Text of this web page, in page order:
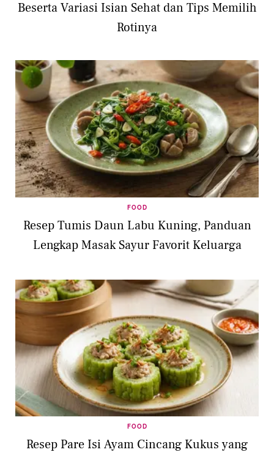
Beserta Variasi Isian Sehat dan Tips Memilih
Rotinya
FOOD
Resep Tumis Daun Labu Kuning, Panduan
Lengkap Masak Sayur Favorit Keluarga
FOOD
Resep Pare Isi Ayam Cincang Kukus yang